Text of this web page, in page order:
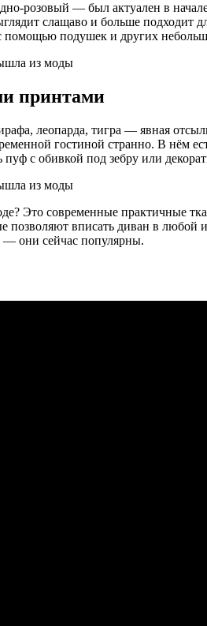
розовый — был актуален в
слащаво и больше подходит
помощью подушек и других
принтами
леопарда, тигра — явная
гостиной странно. В нём
с обивкой под зебру или
Это современные практичные
вписать диван в любой
— они сейчас популярны.